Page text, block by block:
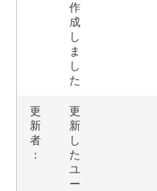
作
成
し
ま
し
た
更
新
者
：
更
新
し
た
ユ
ー